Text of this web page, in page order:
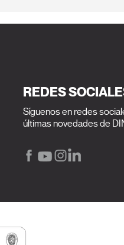
REDES
Síguenos en redes
últimas novedades de